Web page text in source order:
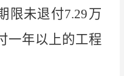
限未退付7.29万
一年以上的工程